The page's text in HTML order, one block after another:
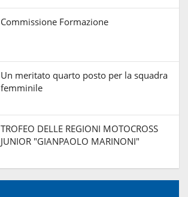
Commissione Formazione
Un meritato quarto posto per la squadra
femminile
TROFEO DELLE REGIONI MOTOCROSS
JUNIOR "GIANPAOLO MARINONI"